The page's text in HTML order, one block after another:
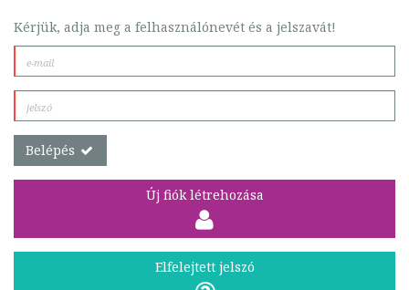
Kérjük, adja meg a felhasználónevét és a jelszavát!
Belépés
Új fiók létrehozása
Elfelejtett jelszó